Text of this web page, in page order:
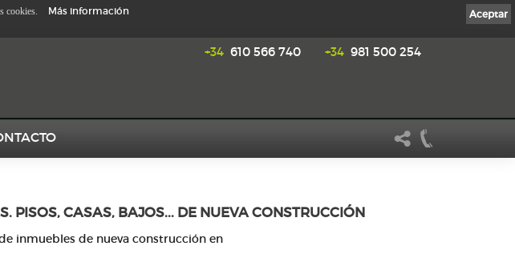
+34 981 500 254
+34 610 566 740
PISOS, CASAS, BAJOS... DE NUEVA CONSTRUCCIÓN
inmuebles de nueva construcción en
Aceptar
cookies. Más información